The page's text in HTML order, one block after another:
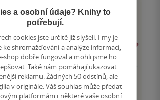
a osobní údaje? Knihy to
potřebují.
cookies jste určitě již slyšeli. I my je
ke shromažďování a analýze informací,
shop dobře fungoval a mohli jsme ho
Také nám pomáhají ukazovat
reklamu. Žádných 50 odstínů, ale
v originále. Váš souhlas může předat
platformám i některé vaše osobní